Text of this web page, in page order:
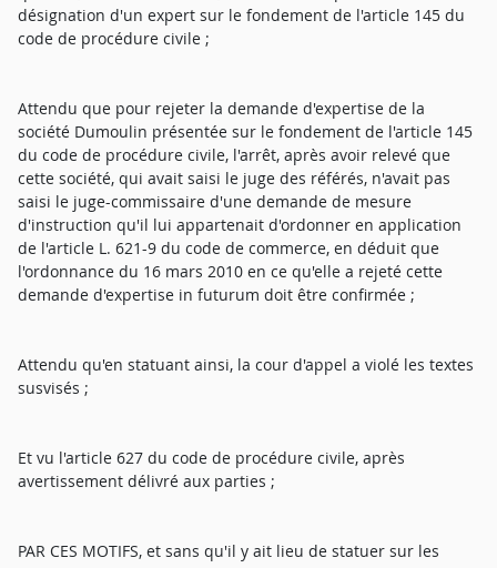
désignation d'un expert sur le fondement de l'article 145 du
code de procédure civile ;
Attendu que pour rejeter la demande d'expertise de la
société Dumoulin présentée sur le fondement de l'article 145
du code de procédure civile, l'arrêt, après avoir relevé que
cette société, qui avait saisi le juge des référés, n'avait pas
saisi le juge-commissaire d'une demande de mesure
d'instruction qu'il lui appartenait d'ordonner en application
de l'article L. 621-9 du code de commerce, en déduit que
l'ordonnance du 16 mars 2010 en ce qu'elle a rejeté cette
demande d'expertise in futurum doit être confirmée ;
Attendu qu'en statuant ainsi, la cour d'appel a violé les textes
susvisés ;
Et vu l'article 627 du code de procédure civile, après
avertissement délivré aux parties ;
PAR CES MOTIFS, et sans qu'il y ait lieu de statuer sur les